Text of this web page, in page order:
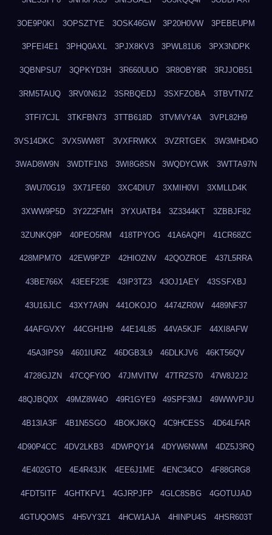
3OE9P0KI 3OPSZTYE 3OSK46GW 3P20H0VW 3PEBEUPM
3PFEI4E1 3PHQ0AXL 3PJX8KV3 3PWL81U6 3PX3NDPK
3QBNPSU7 3QPKYD3H 3R660UUO 3R8OBY8R 3RJJOB51
3RM5TAUQ 3RV0N612 3SRBQEDJ 3SXFZOBA 3TBVTN7Z
3TFI7CJL 3TKFBN73 3TTB618D 3TVMVY4A 3VPL82H9
3VS14DKC 3VX5WW8T 3VXFRWKX 3VZRTGEK 3W3MHD4O
3WAD8W9N 3WDTF1N3 3WI8G8SN 3WQDYCWK 3WTTA97N
3WU70G19 3X71FE60 3XC4DIU7 3XMIH0VI 3XMLLD4K
3XWW9P5D 3Y2Z2FMH 3YXUATB4 3Z3344KT 3ZBBJF82
3ZUNKQ9P 40PEO5RM 418TPYOG 41A6AQPI 41CR68ZC
428MPM7O 42EW9PZP 42HIOZNV 42QOZROE 437L5RRA
43BE766X 43EEF23E 43IP3TZ3 43OJ1AEY 43SSFXBJ
43U16JLC 43XY7A9N 441OKOJO 4474ZR0W 4489NF37
44AFGVXY 44CGH1H9 44E14L85 44VA5KJF 44XI8AFW
45A3IPS9 4601IURZ 46DGB3L9 46DLKJV6 46KT56QV
4728GJZN 47CQFY0O 47JMVITW 47TRZS70 47W8J2J2
48QJBQ0X 49MZ8W4O 49R1GYE9 49SPF3MJ 49WWVPJU
4B13IA3F 4B1N5SGO 4BOKJ6KQ 4C9HCESS 4D64LFAR
4D90P4CC 4DV2LKB3 4DWPQY14 4DYW6NWM 4DZ5J3RQ
4E402GTO 4E4R43JK 4EE6J1ME 4ENC34CO 4F88GRG8
4FDT5ITF 4GHTKFV1 4GJRPJFP 4GLC8SBG 4GOTUJAD
4GTUQOMS 4H5VY3Z1 4HCW1AJA 4HINPU4S 4HSR603T